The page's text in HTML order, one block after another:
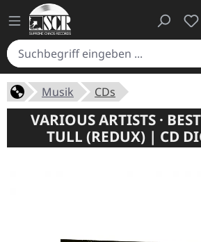
Musik CDs
VARIOUS ARTISTS ·
TULL (REDUX) | CD